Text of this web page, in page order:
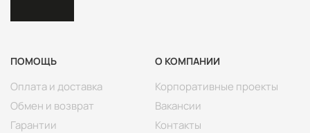
ПОМОЩЬ
Оплата и доставка
Обмен и возврат
Гарантии
О КОМПАНИИ
Корпоративные проекты
Вакансии
Контакты
Согласен с политикой конфиденциальности